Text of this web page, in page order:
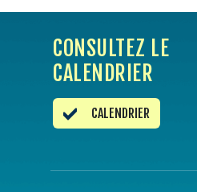
CONSULTEZ LE
CALENDRIER
CALENDRIER